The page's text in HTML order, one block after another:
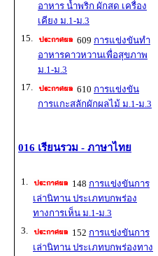
อาหาร น้ำพริก ผักสด เครื่อง
เคียง ม.1-ม.3
15.
609 การแข่งขันทำ
อาหารคาวหวานเพื่อสุขภาพ
ม.1-ม.3
17.
610 การแข่งขัน
การแกะสลักผักผลไม้ ม.1-ม.3
016 เรียนรวม - ภาษาไทย
1. 148 การแข่งขันการ
เล่านิทาน ประเภทบกพร่อง
ทางการเห็น ม.1-ม.3
3.
152 การแข่งขันการ
เล่านิทาน ประเภทบกพร่องทาง